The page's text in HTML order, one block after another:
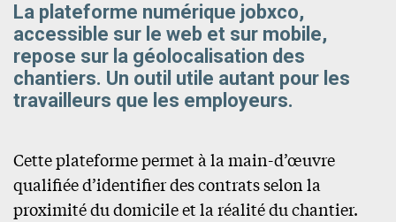
La plateforme numérique jobxco,
accessible sur le web et sur mobile,
repose sur la géolocalisation des
chantiers. Un outil utile autant pour les
travailleurs que les employeurs.
Cette plateforme permet à la main-d’œuvre
qualifiée d’identifier des contrats selon la
proximité du domicile et la réalité du chantier.